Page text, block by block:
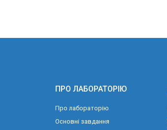
ПРО ЛАБОРАТОРІЮ
Про лабораторію
Основні завдання